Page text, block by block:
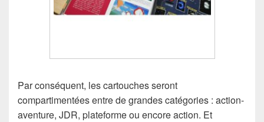
Par conséquent, les cartouches seront
compartimentées entre de grandes catégories : action-
aventure, JDR, plateforme ou encore action. Et